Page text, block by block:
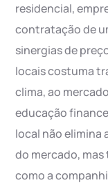
residencial,
contratação de
sinergias de
locais costuma
clima, ao
educação
local não elimina
do mercado,
como a